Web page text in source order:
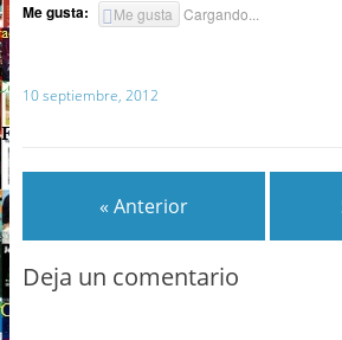
Me gusta: Me gusta Cargando...
10 septiembre, 2012
« Anterior
Deja un comentario